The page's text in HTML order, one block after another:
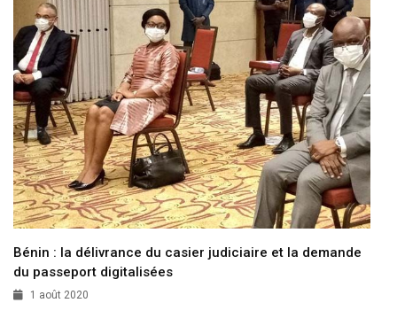
Bénin : la délivrance du casier judiciaire et la demande
du passeport digitalisées
1 août 2020